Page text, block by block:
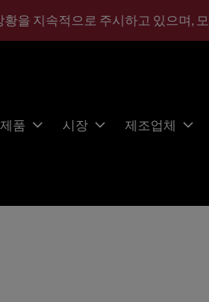
황을 지속적으로 주시하고 있으며,
제품 시장 제조업체